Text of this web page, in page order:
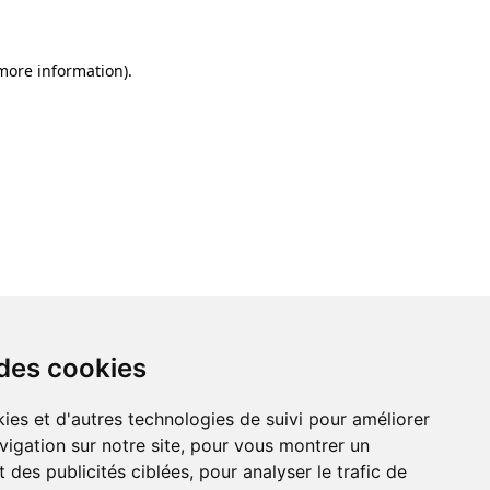
cookies
et d'autres technologies de suivi pour améliorer
sur notre site, pour vous montrer un
des publicités ciblées, pour analyser le trafic de
information).